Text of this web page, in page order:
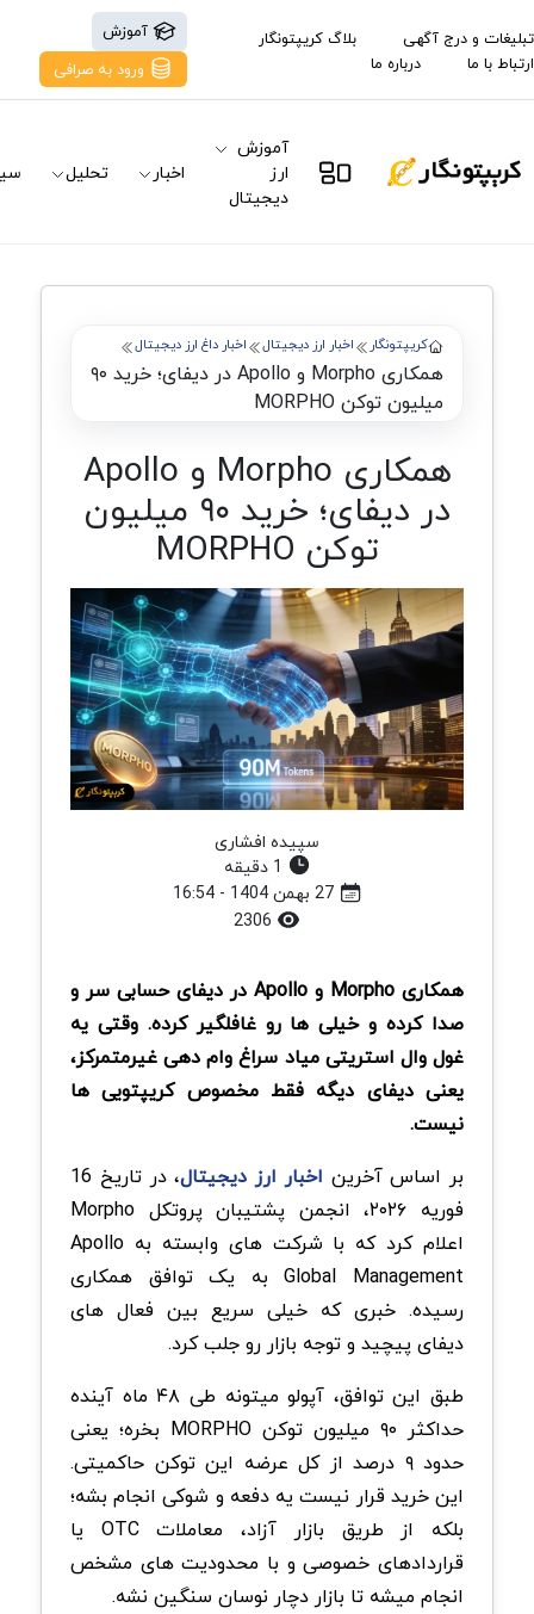
تبلیغات و درج آگهی
بلاگ کریپتونگار
ارتباط با ما
درباره ما
آموزش
ورود به صرافی
آموزش
ارز
دیجیتال
اخبار تحلیل
کریپتونگار اخبار ارز دیجیتال اخبار داغ ارز دیجیتال
همکاری Morpho و Apollo در دیفای؛ خرید ۹۰
میلیون توکن MORPHO
همکاری Morpho و Apollo
در دیفای؛ خرید ۹۰ میلیون
توکن MORPHO
سپیده افشاری
27 بهمن 1404 - 16:54
همکاری Morpho و Apollo در دیفای حسابی سر و
صدا کرده و خیلی ها رو غافلگیر کرده. وقتی یه
غول وال استریتی میاد سراغ وام دهی غیرمتمرکز،
یعنی دیفای دیگه فقط مخصوص کریپتویی ها
نیست.
بر اساس آخرین اخبار ارز دیجیتال
، در تاریخ 16
فوریه ۲۰۲۶، انجمن پشتیبان پروتکل Morpho
اعلام کرد که با شرکت های وابسته به Apollo
Global Management به یک توافق همکاری
رسیده. خبری که خیلی سریع بین فعال های
دیفای پیچید و توجه بازار رو جلب کرد.
طبق این توافق، آپولو میتونه طی ۴۸ ماه آینده
حداکثر ۹۰ میلیون توکن MORPHO بخره؛ یعنی
حدود ۹ درصد از کل عرضه این توکن حاکمیتی.
این خرید قرار نیست یه دفعه و شوکی انجام بشه؛
بلکه از طریق بازار آزاد، معاملات OTC یا
قراردادهای خصوصی و با محدودیت های مشخص
انجام میشه تا بازار دچار نوسان سنگین نشه.